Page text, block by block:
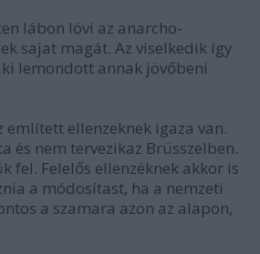
lábon lövi az anarcho-
sajat magát. Az viselkedik így
lemondott annak jövőbeni
említett ellenzeknek igaza van.
és nem tervezikaz Brüsszelben.
fel. Felelős ellenzéknek akkor is
a módosítast, ha a nemzeti
a szamara azon az alapon,